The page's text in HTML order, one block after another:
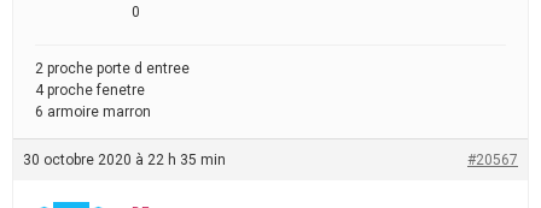
0
2 proche porte d entree
4 proche fenetre
6 armoire marron
30 octobre 2020 à 22 h 35 min #20567